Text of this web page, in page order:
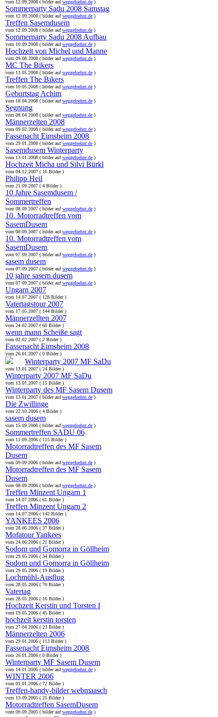
vom 12.09.2008 ( bilder aufweggefoehnt.de )
Sommerparty Sadu 2008 Samstag
vom 12.09.2008 ( bilder aufweggefoehnt.de )
Treffen Sasemdusem
vom 12.09.2008 ( bilder aufweggefoehnt.de )
Sommerparty Sadu 2008 Aufbau
vom 10.09.2008 ( bilder aufweggefoehnt.de )
Hochzeit von Michel und Manne
vom 09.08.2008 ( bilder aufweggefoehnt.de )
MC The Bikers
vom 11.05.2008 ( bilder aufweggefoehnt.de )
Treffen The Bikers
vom 10.05.2008 ( bilder aufweggefoehnt.de )
Geburtstag Achim
vom 18.04.2008 ( bilder aufweggefoehnt.de )
Segnung
vom 08.04.2008 ( bilder aufweggefoehnt.de )
Männerzelten 2008
vom 09.02.2008 ( bilder aufweggefoehnt.de )
Fassenacht Eimsheim 2008
vom 29.01.2008 ( bilder aufweggefoehnt.de )
Sasemdusem Winterparty
vom 13.01.2008 ( bilder aufweggefoehnt.de )
Hochzeit Micha und Silvi Bürkl
vom 04.12.2007 ( 16 Bilder )
Philipp Heil
vom 21.09.2007 ( 4 Bilder )
10 Jahre Sasemdusem /
Sommertreffen
vom 08.09.2007 ( bilder aufweggefoehnt.de )
10. Motorradtreffen vom
SasemDusem
vom 08.09.2007 ( bilder aufweggefoehnt.de )
10. Motorradtreffen vom
SasemDusem
vom 07.09.2007 ( bilder aufweggefoehnt.de )
sasem dusem
vom 07.09.2007 ( bilder aufweggefoehnt.de )
10 jahre sasem dusem
vom 07.09.2007 ( bilder aufweggefoehnt.de )
Ungarn 2007
vom 14.07.2007 ( 128 Bilder )
Vatertagstour 2007
vom 17.05.2007 ( 144 Bilder )
Männerzellten 2007
vom 24.02.2007 ( 60 Bilder )
wenn mann Scheiße sagt
vom 02.02.2007 ( 2 Bilder )
Fassenacht Eimsheim 2008
vom 26.01.2007 ( 0 Bilder )
Winterparty 2007 MF SaDu
vom 13.01.2007 ( 24 Bilder )
Winterparty 2007 MF SaDu
vom 13.01.2007 ( 15 Bilder )
Winterparty des MF Sasem Dusem
vom 13.01.2007 ( bilder aufweggefoehnt.de )
Die Zwillinge
vom 22.10.2006 ( 4 Bilder )
sasem dusem
vom 15.09.2006 ( bilder aufweggefoehnt.de )
Sommertreffen SADU 06
vom 11.09.2006 ( 115 Bilder )
Motorradtreffen des MF Sasem
Dusem
vom 09.09.2006 ( bilder aufweggefoehnt.de )
Motorradtreffen des MF Sasem
Dusem
vom 08.09.2006 ( bilder aufweggefoehnt.de )
Treffen Minzent Ungarn 1
vom 14.07.2006 ( 61 Bilder )
Treffen Minzent Ungarn 2
vom 14.07.2006 ( 142 Bilder )
YANKEES 2006
vom 28.06.2006 ( 37 Bilder )
Mofatour Yankees
vom 24.06.2006 ( 21 Bilder )
Sodom und Gomorra in Göllheim
vom 29.05.2006 ( 34 Bilder )
Sodom und Gomorra in Göllheim
vom 29.05.2006 ( 19 Bilder )
Lochmühl-Ausflug
vom 28.05.2006 ( 70 Bilder )
Vatertag
vom 28.05.2006 ( 16 Bilder )
Hochzeit Kerstin und Torsten I
vom 19.05.2006 ( 45 Bilder )
hochzeit kerstin torsten
vom 27.04.2006 ( 23 Bilder )
Männerzelten 2006
vom 29.01.2006 ( 113 Bilder )
Fassenacht Eimsheim 2008
vom 26.01.2006 ( 0 Bilder )
Winterparty MF Sasem Dusem
vom 14.01.2006 ( bilder aufweggefoehnt.de )
WINTER 2006
vom 01.01.2006 ( 72 Bilder )
Treffen-handy-bilder webmaasch
vom 13.09.2005 ( 25 Bilder )
Motorradtreffen SasemDusem
vom 09.09.2005 ( bilder aufweggefoehnt.de )